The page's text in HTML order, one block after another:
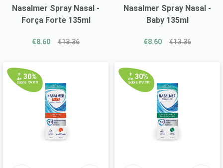
Nasalmer Spray Nasal -
Força Forte 135ml
€8.60 €13.36
Nasalmer Spray Nasal -
Baby 135ml
€8.60 €13.36
+
de 30%
sobre P.V.P.R
+
de 30%
sobre P.V.P.R